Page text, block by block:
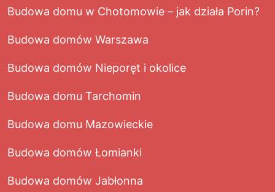
Budowa domu w Chotomowie – jak działa Porin?
Budowa domów Warszawa
Budowa domów Nieporęt i okolice
Budowa domu Tarchomin
Budowa domu Mazowieckie
Budowa domów Łomianki
Budowa domów Jabłonna